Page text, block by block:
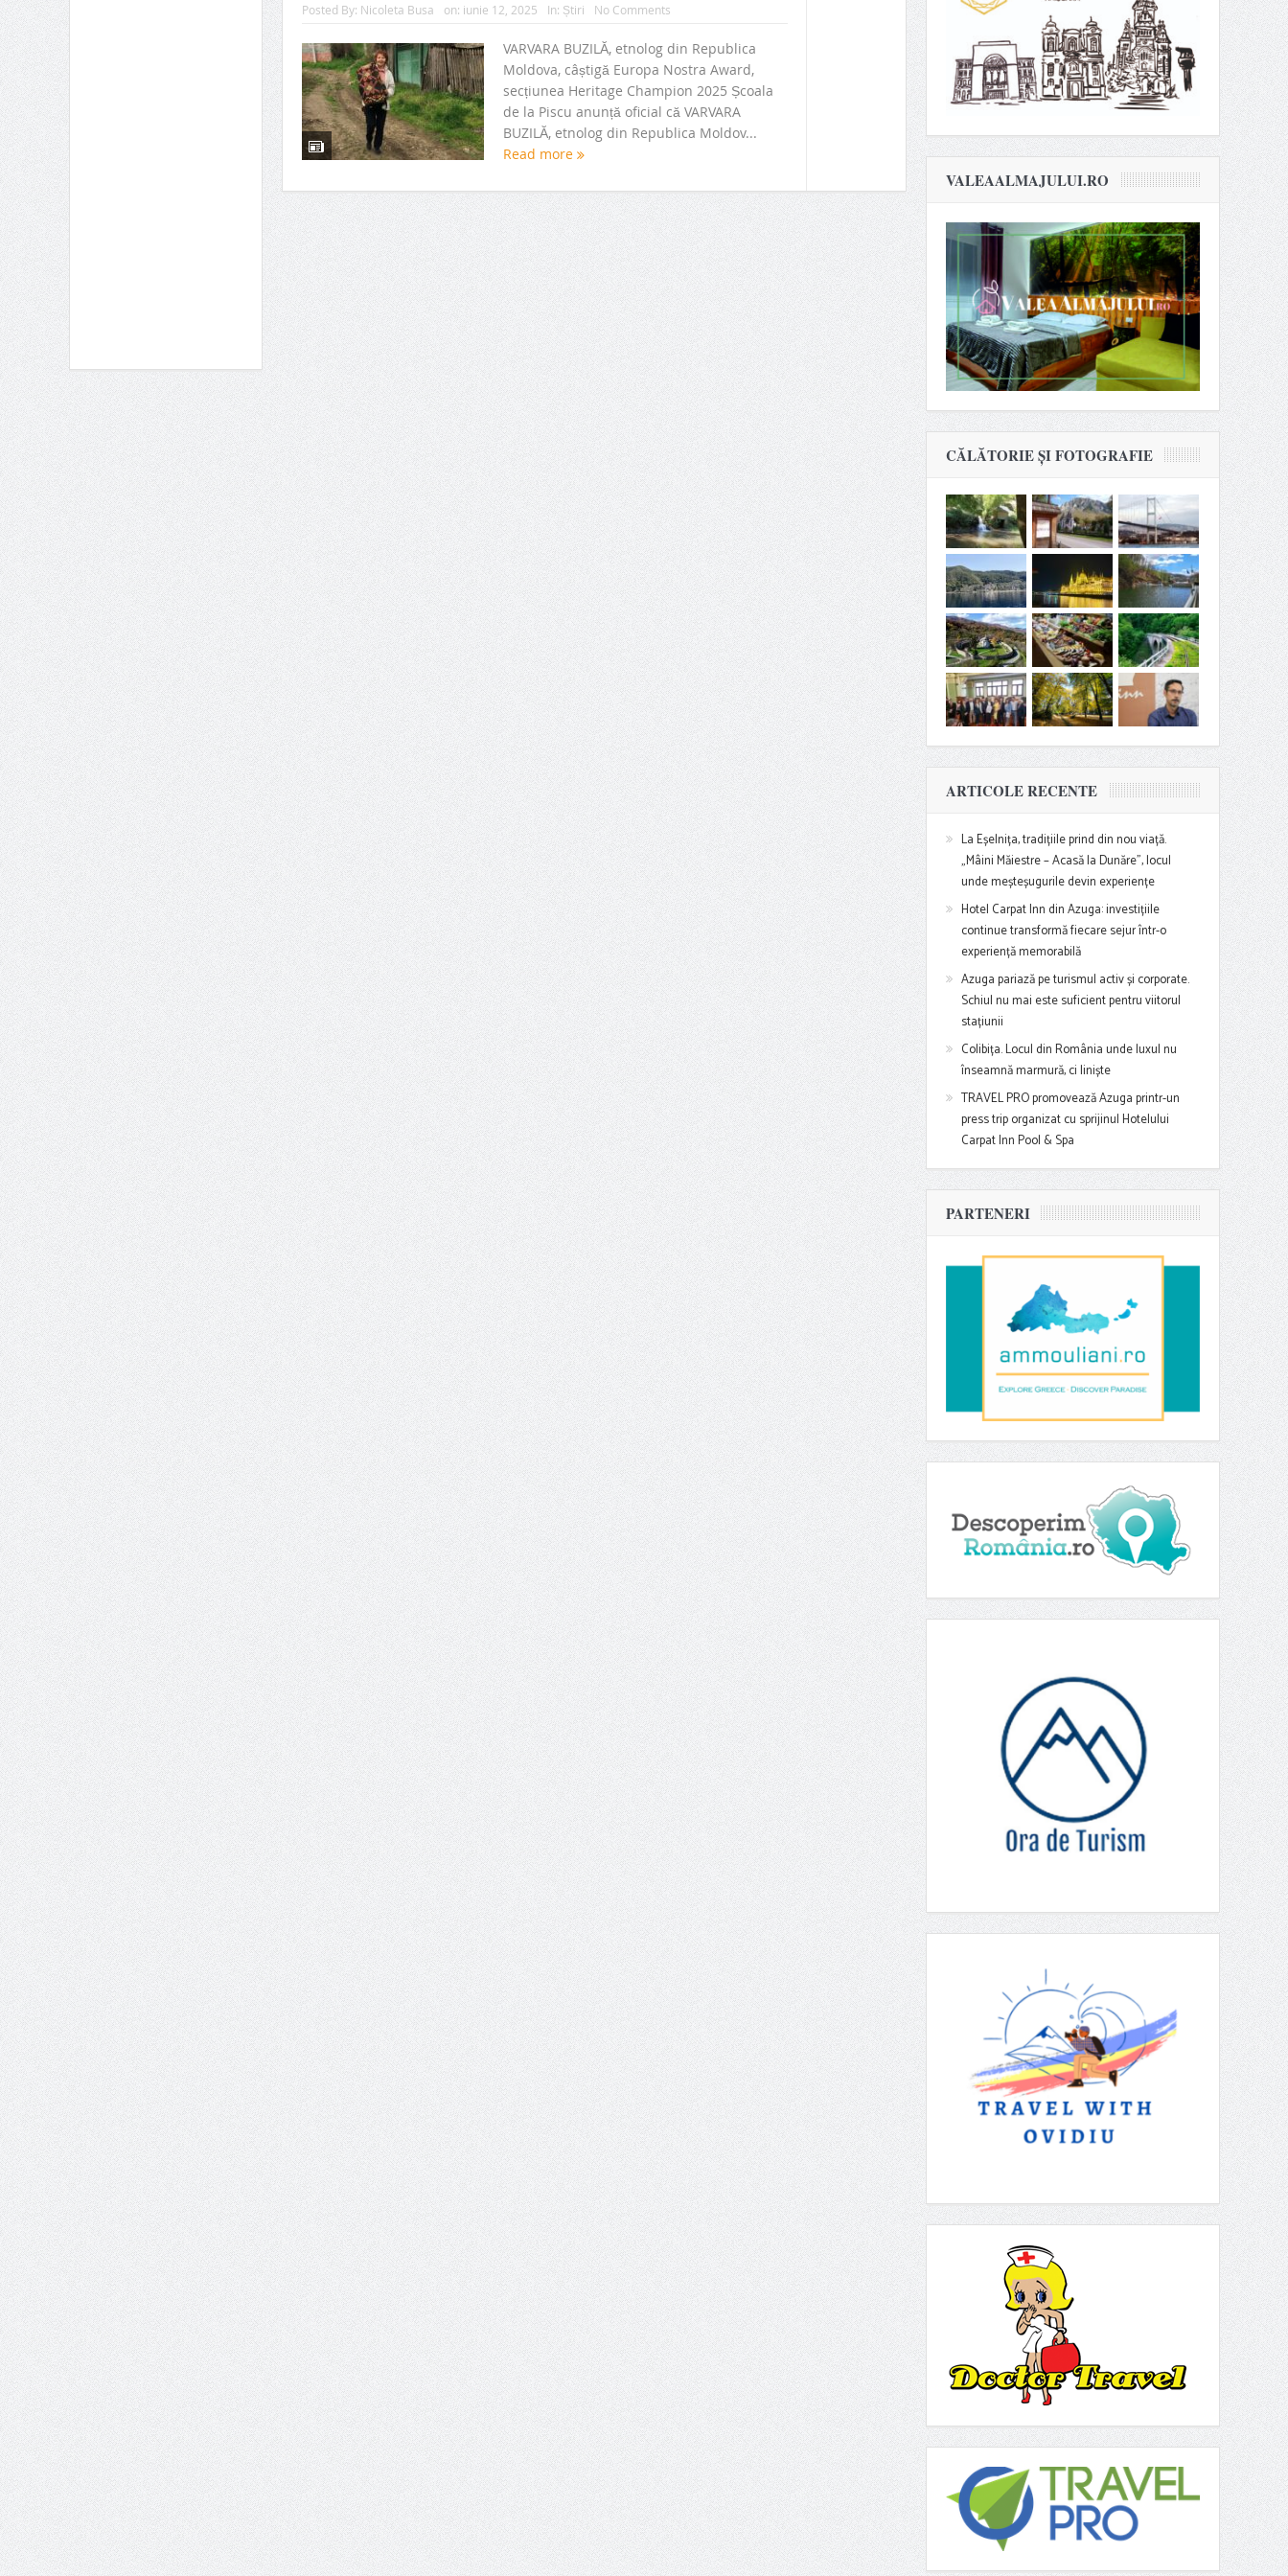
Posted By: Nicoleta Busa on: iunie 12, 2025 In: Știri No Comments
VARVARA BUZILĂ, etnolog din Republica
Moldova, câștigă Europa Nostra Award,
secțiunea Heritage Champion 2025 Școala
de la Piscu anunță oficial că VARVARA
BUZILĂ, etnolog din Republica Moldov...
Read more
VALEAALMAJULUI.RO
CĂLĂTORIE ȘI FOTOGRAFIE
ARTICOLE RECENTE
La Eșelnița, tradițiile prind din nou viață.
„Mâini Măiestre – Acasă la Dunăre”, locul
unde meșteșugurile devin experiențe
Hotel Carpat Inn din Azuga: investițiile
continue transformă fiecare sejur într-o
experiență memorabilă
Azuga pariază pe turismul activ și corporate.
Schiul nu mai este suficient pentru viitorul
stațiunii
Colibița. Locul din România unde luxul nu
înseamnă marmură, ci liniște
TRAVEL PRO promovează Azuga printr-un
press trip organizat cu sprijinul Hotelului
Carpat Inn Pool & Spa
PARTENERI